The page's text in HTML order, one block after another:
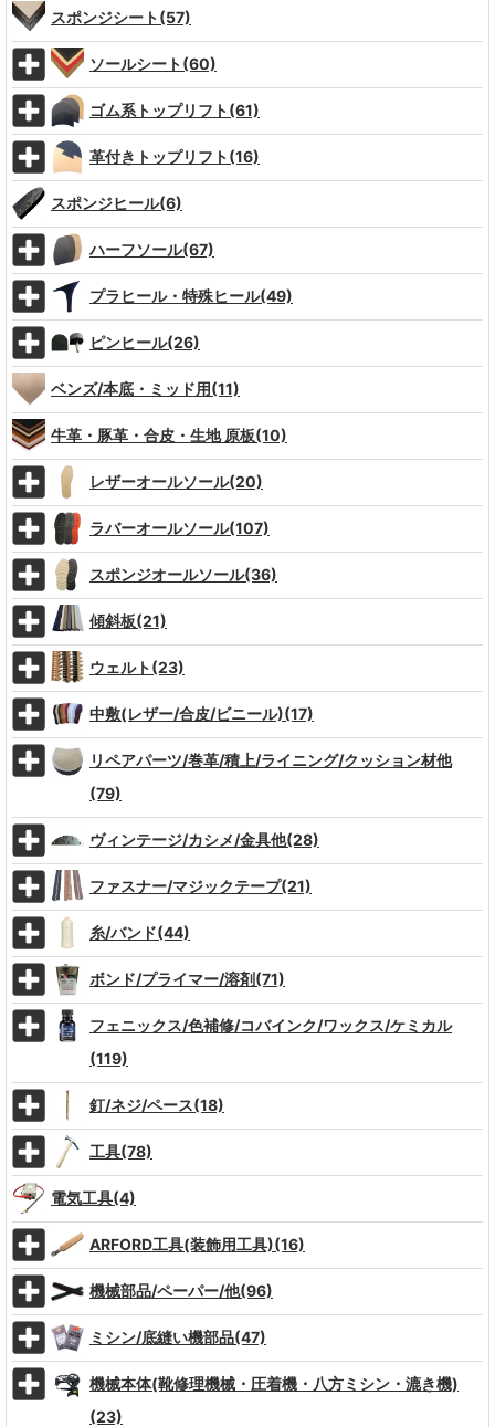
スポンジシート(57)
ソールシート(60)
ゴム系トップリフト(61)
革付きトップリフト(16)
スポンジヒール(6)
ハーフソール(67)
プラヒール・特殊ヒール(49)
ピンヒール(26)
ベンズ/本底・ミッド用(11)
牛革・豚革・合皮・生地 原板(10)
レザーオールソール(20)
ラバーオールソール(107)
スポンジオールソール(36)
傾斜板(21)
ウェルト(23)
中敷(レザー/合皮/ビニール)(17)
リペアパーツ/巻革/積上/ライニング/クッション材他
(79)
ヴィンテージ/カシメ/金具他(28)
ファスナー/マジックテープ(21)
糸/バンド(44)
ボンド/プライマー/溶剤(71)
フェニックス/色補修/コバインク/ワックス/ケミカル
(119)
釘/ネジ/ペース(18)
工具(78)
電気工具(4)
ARFORD工具(装飾用工具)(16)
機械部品/ペーパー/他(96)
ミシン/底縫い機部品(47)
機械本体(靴修理機械・圧着機・八方ミシン・漉き機)
(23)